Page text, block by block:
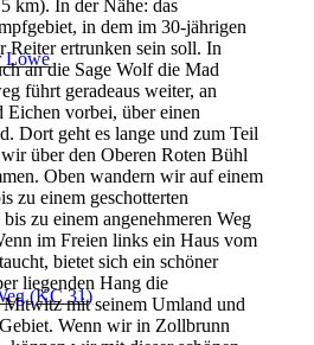
Löwe
(KC 31)
km). In der Nähe: das
in dem im 30-jährigen
Reiter ertrunken sein soll. In
an die Sage Wolf die Mad
führt geradeaus weiter, an
Eichen vorbei, über einen
Dort geht es lange und zum Teil
über den Oberen Roten Bühl
Oben wandern wir auf einem
zu einem geschotterten
zu einem angenehmeren Weg
im Freien links ein Haus vom
bietet sich ein schöner
liegenden Hang die
mit seinem Umland und
Wenn wir in Zollbrunn